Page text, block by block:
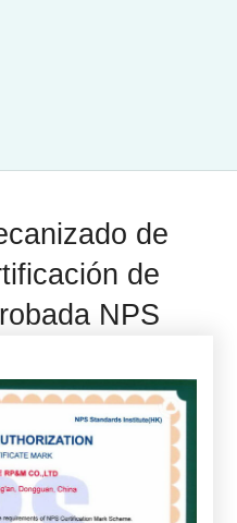
de
de
NPS